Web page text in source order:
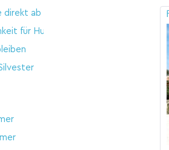
ab Haus
für Hunde